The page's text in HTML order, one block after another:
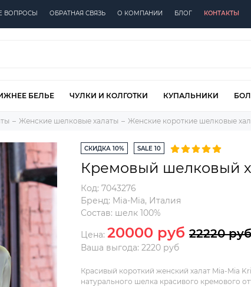
ВОПРОСЫ ОБРАТНАЯ СВЯЗЬ О КОМПАНИИ БЛОГ КОНТАКТЫ
БЕЛЬЕ ЧУЛКИ И КОЛГОТКИ КУПАЛЬНИКИ
Женские шелковые халаты Женские короткие шелковые
СКИДКА 10% SALE 10
Кремовый шелковый
Код: 7043276
Бренд: Mia-Mia, Италия
Состав: шелк 100%
Цена: 20000 руб 22220 руб
Ваша выгода: 2220 руб
Красивый короткий женский халат Mia-Mia
натурального шелка красивого кремового